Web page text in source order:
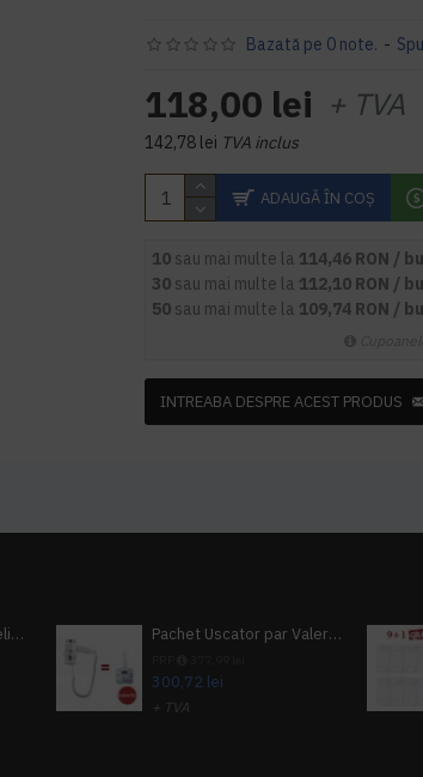
Bazată pe 0 note. -
118,00 lei + TVA
142,78 lei TVA inclus
ADAUGĂ ÎN COŞ
10 sau mai multe la 114,46 RON /
30 sau mai multe la 112,10 RON /
50 sau mai multe la 109,74 RON /
INTREABA DESPRE ACEST PRODUS
Pachet 100 seturi hoteliere, set dentar, set barbierit, casca de dus, pila unghii, set cusut Pachet Uscator par Valera Action Super Plus + GRATUIT Sampon si gel de dus Tork
300,72 lei
+ TVA